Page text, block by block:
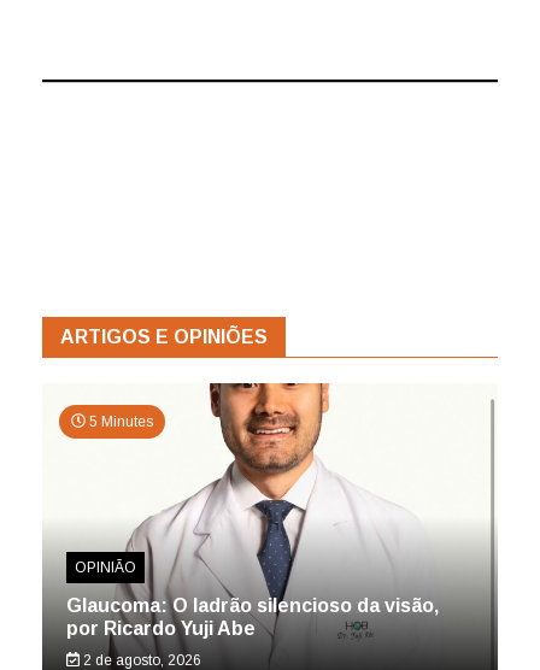
ARTIGOS E OPINIÕES
5 Minutes
OPINIÃO
Glaucoma: O ladrão silencioso da visão,
por Ricardo Yuji Abe
2 de agosto, 2026